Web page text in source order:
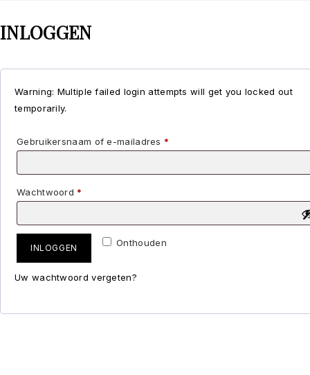
INLOGGEN
Warning: Multiple failed login attempts will get you locked out
temporarily.
Gebruikersnaam of e-mailadres *
Wachtwoord *
Onthouden
INLOGGEN
Uw wachtwoord vergeten?